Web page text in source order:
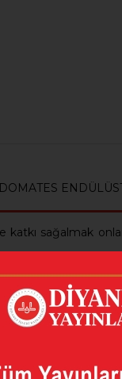
katkı sağalmak
Sarayı’nı
düşüyor.